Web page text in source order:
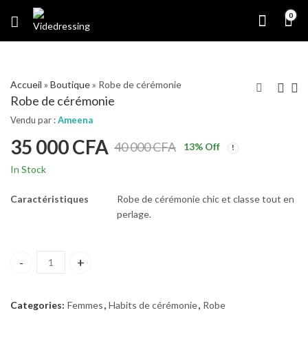
0
Accueil » Boutique» Robe de cérémonie
Robe de cérémonie
Vendu par :Ameena
40 000CFA
35 000CFA 13% Off
In Stock
Caractéristiques
Robe de cérémonie chic et classe tout en
perlage.
Robe de cérémonie quantity
Categories: Femmes, Habits de cérémonie, Robe